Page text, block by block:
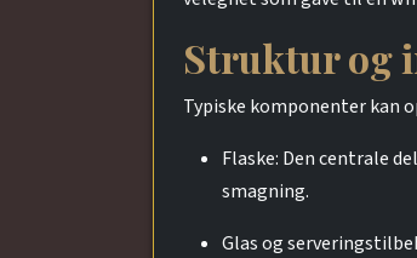
Struktur og
Typiske komponenter kan
Flaske: Den centrale
smagning.
Glas og